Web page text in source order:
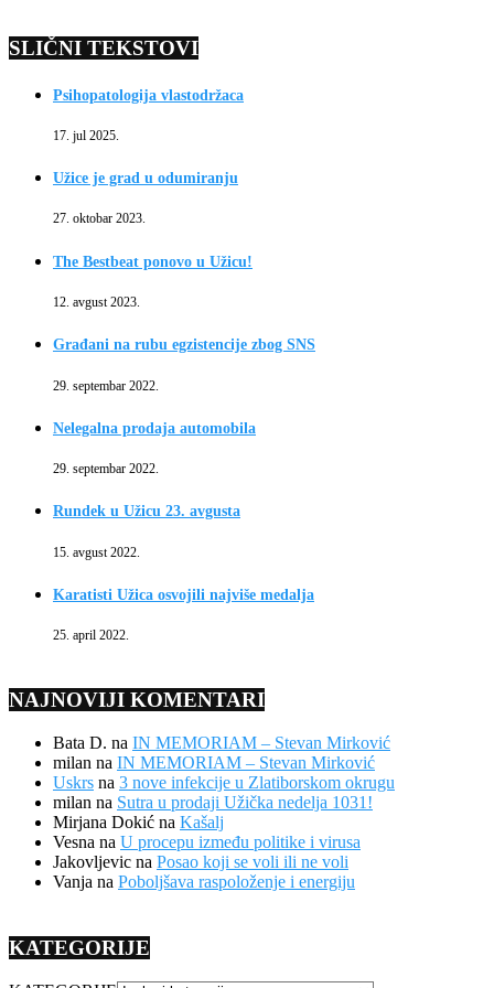
SLIČNI TEKSTOVI
Psihopatologija vlastodržaca
17. jul 2025.
Užice je grad u odumiranju
27. oktobar 2023.
The Bestbeat ponovo u Užicu!
12. avgust 2023.
Građani na rubu egzistencije zbog SNS
29. septembar 2022.
Nelegalna prodaja automobila
29. septembar 2022.
Rundek u Užicu 23. avgusta
15. avgust 2022.
Karatisti Užica osvojili najviše medalja
25. april 2022.
NAJNOVIJI KOMENTARI
Bata D. na IN MEMORIAM – Stevan Mirković
milan na IN MEMORIAM – Stevan Mirković
Uskrs na 3 nove infekcije u Zlatiborskom okrugu
milan na Sutra u prodaji Užička nedelja 1031!
Mirjana Dokić na Kašalj
Vesna na U procepu između politike i virusa
Jakovljevic na Posao koji se voli ili ne voli
Vanja na Poboljšava raspoloženje i energiju
KATEGORIJE